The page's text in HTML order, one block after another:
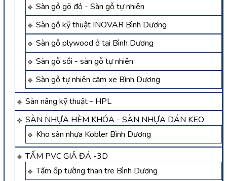
Sàn gỗ gõ đỏ - Sàn gỗ tự nhiên
Sàn gỗ kỹ thuật INOVAR Bình Dương
Sàn gỗ plywood ở tại Bình Dương
Sàn gỗ sồi - sàn gỗ tự nhiên
Sàn gỗ tự nhiên căm xe Bình Dương
Sàn nâng kỹ thuật - HPL
SÀN NHỰA HÈM KHÓA - SÀN NHỰA DÁN KEO
Kho sàn nhựa Kobler Bình Dương
TẤM PVC GIẢ ĐÁ -3D
Tấm ốp tường than tre Bình Dương